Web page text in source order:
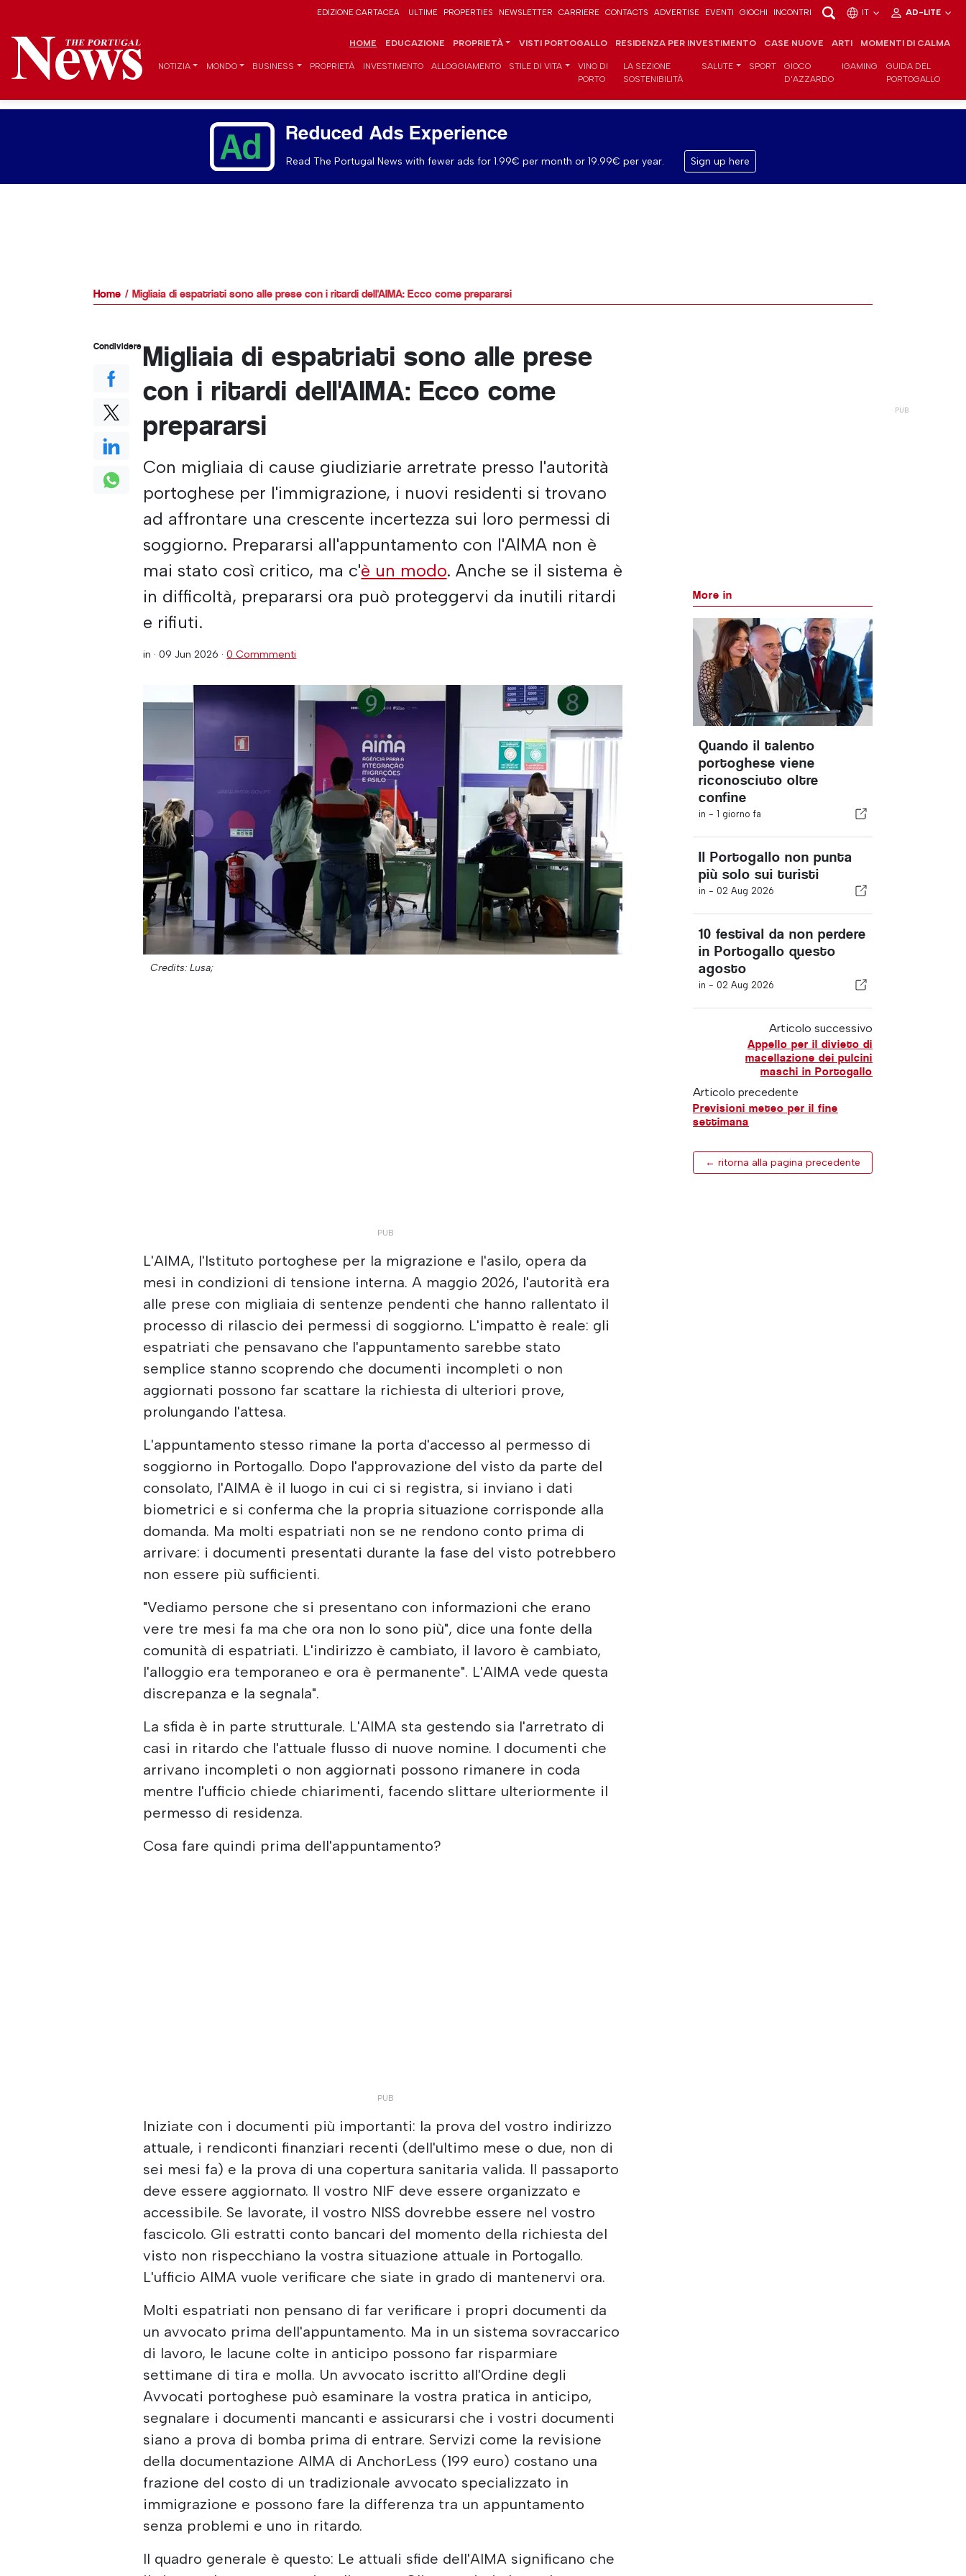
EDIZIONE CARTACEA ULTIME PROPERTIES NEWSLETTER CARRIERE CONTACTS ADVERTISE EVENTI GIOCHI INCONTRI IT AD-LITE
HOME EDUCAZIONE PROPRIETÀ VISTI PORTOGALLO RESIDENZA PER INVESTIMENTO CASE NUOVE ARTI MOMENTI DI CALMA
NOTIZIA MONDO BUSINESS PROPRIETÀ INVESTIMENTO ALLOGGIAMENTO STILE DI VITA
VINO DI
PORTO
LA SEZIONE
SOSTENIBILITÀ
SALUTE SPORT
GIOCO
D'AZZARDO
IGAMING
GUIDA DEL
PORTOGALLO
Reduced Ads Experience
Read The Portugal News with fewer ads for 1.99€ per month or 19.99€ per year. Sign up here
Home Migliaia di espatriati sono alle prese con i ritardi dell'AIMA: Ecco come prepararsi
Migliaia di espatriati sono alle prese
con i ritardi dell'AIMA: Ecco come
prepararsi
Con migliaia di cause giudiziarie arretrate presso l'autorità
portoghese per l'immigrazione, i nuovi residenti si trovano
ad affrontare una crescente incertezza sui loro permessi di
soggiorno. Prepararsi all'appuntamento con l'AIMA non è
mai stato così critico, ma c'è un modo. Anche se il sistema è
in difficoltà, prepararsi ora può proteggervi da inutili ritardi
e rifiuti.
in ·09 Jun 2026 ·0 Commmenti
Credits: Lusa;
L'AIMA, l'Istituto portoghese per la migrazione e l'asilo, opera da
mesi in condizioni di tensione interna. A maggio 2026, l'autorità era
alle prese con migliaia di sentenze pendenti che hanno rallentato il
processo di rilascio dei permessi di soggiorno. L'impatto è reale: gli
espatriati che pensavano che l'appuntamento sarebbe stato
semplice stanno scoprendo che documenti incompleti o non
aggiornati possono far scattare la richiesta di ulteriori prove,
prolungando l'attesa.
L'appuntamento stesso rimane la porta d'accesso al permesso di
soggiorno in Portogallo. Dopo l'approvazione del visto da parte del
consolato, l'AIMA è il luogo in cui ci si registra, si inviano i dati
biometrici e si conferma che la propria situazione corrisponde alla
domanda. Ma molti espatriati non se ne rendono conto prima di
arrivare: i documenti presentati durante la fase del visto potrebbero
non essere più sufficienti.
"Vediamo persone che si presentano con informazioni che erano
vere tre mesi fa ma che ora non lo sono più", dice una fonte della
comunità di espatriati. L'indirizzo è cambiato, il lavoro è cambiato,
l'alloggio era temporaneo e ora è permanente". L'AIMA vede questa
discrepanza e la segnala".
La sfida è in parte strutturale. L'AIMA sta gestendo sia l'arretrato di
casi in ritardo che l'attuale flusso di nuove nomine. I documenti che
arrivano incompleti o non aggiornati possono rimanere in coda
mentre l'ufficio chiede chiarimenti, facendo slittare ulteriormente il
permesso di residenza.
Cosa fare quindi prima dell'appuntamento?
Iniziate con i documenti più importanti: la prova del vostro indirizzo
attuale, i rendiconti finanziari recenti (dell'ultimo mese o due, non di
sei mesi fa) e la prova di una copertura sanitaria valida. Il passaporto
deve essere aggiornato. Il vostro NIF deve essere organizzato e
accessibile. Se lavorate, il vostro NISS dovrebbe essere nel vostro
fascicolo. Gli estratti conto bancari del momento della richiesta del
visto non rispecchiano la vostra situazione attuale in Portogallo.
L'ufficio AIMA vuole verificare che siate in grado di mantenervi ora.
Molti espatriati non pensano di far verificare i propri documenti da
un avvocato prima dell'appuntamento. Ma in un sistema sovraccarico
di lavoro, le lacune colte in anticipo possono far risparmiare
settimane di tira e molla. Un avvocato iscritto all'Ordine degli
Avvocati portoghese può esaminare la vostra pratica in anticipo,
segnalare i documenti mancanti e assicurarsi che i vostri documenti
siano a prova di bomba prima di entrare. Servizi come la revisione
della documentazione AIMA di AnchorLess (199 euro) costano una
frazione del costo di un tradizionale avvocato specializzato in
immigrazione e possono fare la differenza tra un appuntamento
senza problemi e uno in ritardo.
Il quadro generale è questo: Le attuali sfide dell'AIMA significano che
Condividere
More in
Quando il talento
portoghese viene
riconosciuto oltre
confine
in - 1 giorno fa
Il Portogallo non punta
più solo sui turisti
in - 02 Aug 2026
10 festival da non perdere
in Portogallo questo
agosto
in - 02 Aug 2026
Articolo successivo
Appello per il divieto di
macellazione dei pulcini
maschi in Portogallo
Articolo precedente
Previsioni meteo per il fine
settimana
← ritorna alla pagina precedente